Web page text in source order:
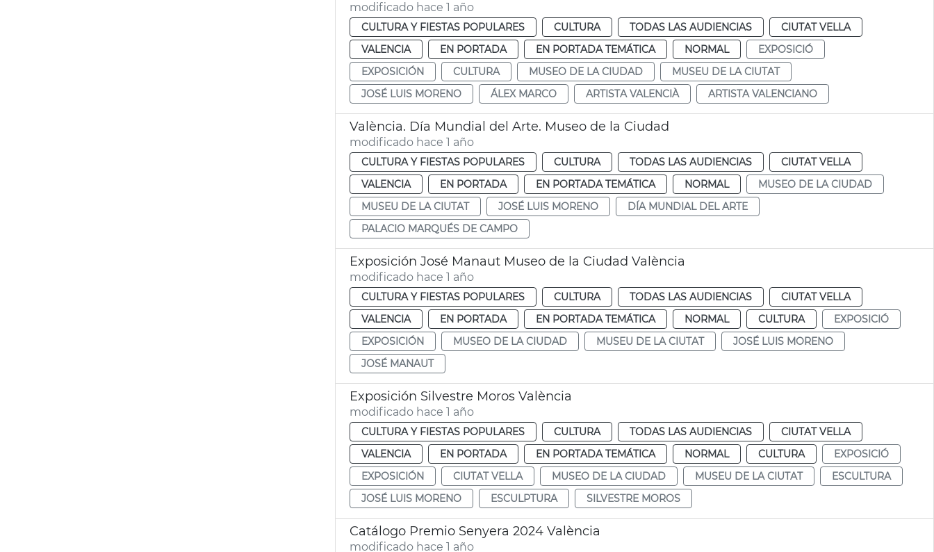
modificado hace 1 año
CULTURA Y FIESTAS POPULARES CULTURA TODAS LAS AUDIENCIAS
CIUTAT VELLA
VALENCIA
EN PORTADA EN PORTADA TEMÁTICA NORMAL
EXPOSICIÓ
EXPOSICIÓN
CULTURA MUSEO DE LA CIUDAD
MUSEU DE LA CIUTAT
JOSÉ LUIS MORENO
ÁLEX MARCO ARTISTA VALENCIÀ ARTISTA VALENCIANO
València. Día Mundial del Arte. Museo de la Ciudad
modificado hace 1 año
CULTURA Y FIESTAS POPULARES CULTURA TODAS LAS AUDIENCIAS
CIUTAT VELLA
VALENCIA
EN PORTADA EN PORTADA TEMÁTICA NORMAL
MUSEO DE LA CIUDAD
MUSEU DE LA CIUTAT
JOSÉ LUIS MORENO
DÍA MUNDIAL DEL ARTE
PALACIO MARQUÉS DE CAMPO
Exposición José Manaut Museo de la Ciudad València
modificado hace 1 año
CULTURA Y FIESTAS POPULARES CULTURA TODAS LAS AUDIENCIAS
CIUTAT VELLA
VALENCIA
EN PORTADA EN PORTADA TEMÁTICA NORMAL CULTURA
EXPOSICIÓ
EXPOSICIÓN
MUSEO DE LA CIUDAD MUSEU DE LA CIUTAT
JOSÉ LUIS MORENO
JOSÉ MANAUT
Exposición Silvestre Moros València
modificado hace 1 año
CULTURA Y FIESTAS POPULARES CULTURA TODAS LAS AUDIENCIAS
CIUTAT VELLA
VALENCIA
EN PORTADA EN PORTADA TEMÁTICA NORMAL CULTURA
EXPOSICIÓ
EXPOSICIÓN
CIUTAT VELLA MUSEO DE LA CIUDAD MUSEU DE LA CIUTAT
ESCULTURA
JOSÉ LUIS MORENO
ESCULPTURA SILVESTRE MOROS
Catálogo Premio Senyera 2024 València
modificado hace 1 año